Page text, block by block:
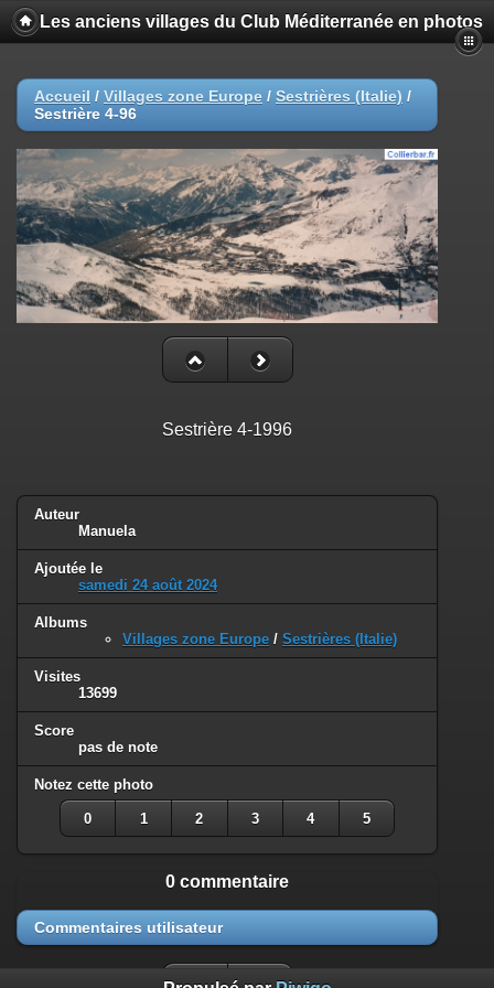
Les anciens villages du Club Méditerranée en photos
Accueil / Villages zone Europe / Sestrières (Italie) /
Sestrière 4-96
Sestrière 4-1996
Auteur
Manuela
Ajoutée le
samedi 24 août 2024
Albums
Villages zone Europe / Sestrières (Italie)
Visites
13699
Score
pas de note
Notez cette photo
0 1 2 3 4 5
0 commentaire
Commentaires utilisateur